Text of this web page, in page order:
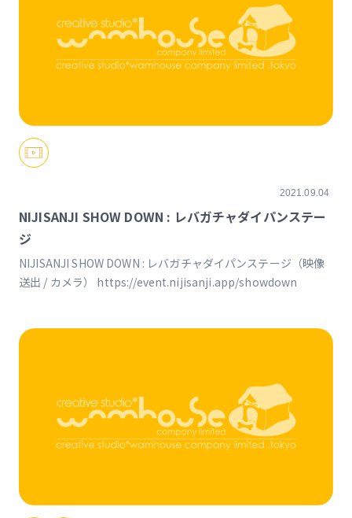
2021.09.04
NIJISANJI SHOW DOWN : レバガチャダイパンステー
ジ
NIJISANJI SHOW DOWN : レバガチャダイパンステージ（映像
送出 / カメラ） https://event.nijisanji.app/showdown